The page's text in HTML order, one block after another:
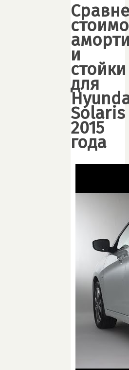
и
стойки
для
Solaris
2015
года